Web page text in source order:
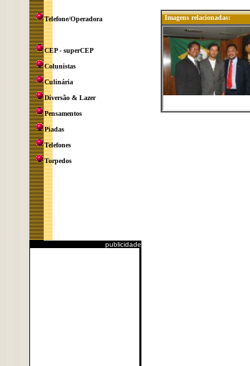
Telefone/Operadora
CEP - superCEP
Colunistas
Culinária
Diversão & Lazer
Pensamentos
Piadas
Telefones
Torpedos
publicidade
Imagens relacionadas: